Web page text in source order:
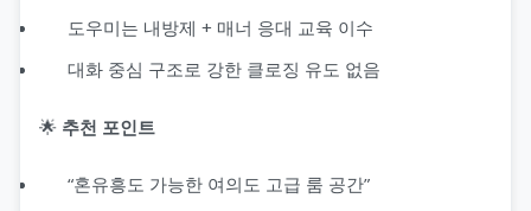
도우미는 내방제 + 매너 응대 교육 이수
대화 중심 구조로 강한 클로징 유도 없음
🌟 추천 포인트
“혼유흥도 가능한 여의도 고급 룸 공간”